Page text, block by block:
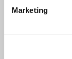
Marketing